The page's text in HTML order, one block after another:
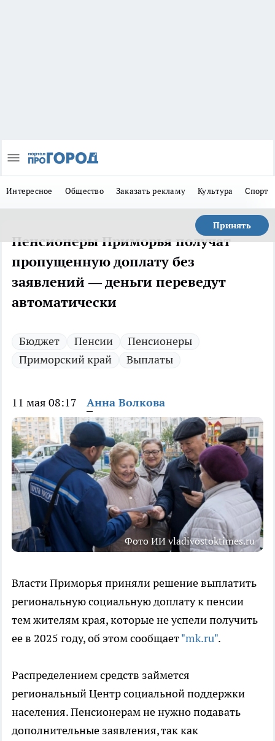
Интересное Общество Заказать рекламу Культура Спорт
Принять
Пенсионеры Приморья получат
пропущенную доплату без
заявлений — деньги переведут
автоматически
Бюджет Пенсии
Пенсионеры
Приморский край
Выплаты
11 мая 08:17 Анна Волкова
Фото ИИ vladivostoktimes.ru
Власти Приморья приняли решение выплатить
региональную социальную доплату к пенсии
тем жителям края, которые не успели получить
ее в 2025 году, об этом сообщает"mk.ru".
Распределением средств займется
региональный Центр социальной поддержки
населения. Пенсионерам не нужно подавать
дополнительные заявления, так как